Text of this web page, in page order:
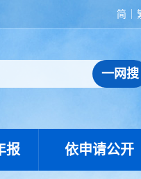
简
报 依申请公开